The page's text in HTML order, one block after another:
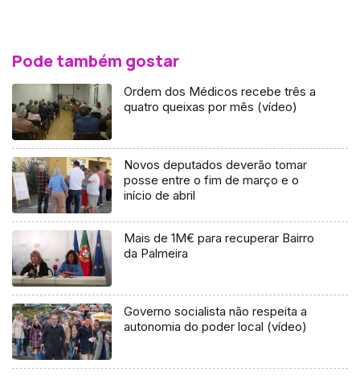
Pode também gostar
Ordem dos Médicos recebe três a
quatro queixas por mês (vídeo)
Novos deputados deverão tomar
posse entre o fim de março e o
início de abril
Mais de 1M€ para recuperar Bairro
da Palmeira
Governo socialista não respeita a
autonomia do poder local (vídeo)